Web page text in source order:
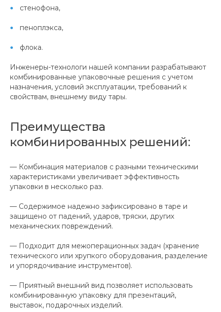
стенофона,
пеноплэкса,
флока.
Инженеры-технологи нашей компании разрабатывают
комбинированные упаковочные решения с учетом
назначения, условий эксплуатации, требований к
свойствам, внешнему виду тары.
Преимущества
комбинированных решений:
— Комбинация материалов с разными техническими
характеристиками увеличивает эффективность
упаковки в несколько раз.
— Содержимое надежно зафиксировано в таре и
защищено от падений, ударов, тряски, других
механических повреждений.
— Подходит для межоперационных задач (хранение
технического или хрупкого оборудования, разделение
и упорядочивание инструментов).
— Приятный внешний вид позволяет использовать
комбинированную упаковку для презентаций,
выставок, подарочных изделий.